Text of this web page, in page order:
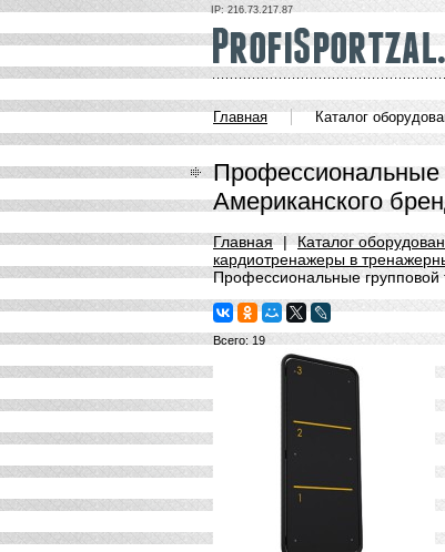
IP: 216.73.217.87
Главная Каталог
Профессиональные
Американского
Главная | Каталог
кардиотренажеры в
Профессиональные групповой
Всего: 19